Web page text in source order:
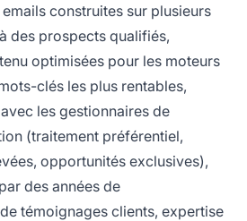
construites sur plusieurs
des prospects qualifiés,
optimisées pour les moteurs
clés les plus rentables,
les gestionnaires de
(traitement préférentiel,
opportunités exclusives),
des années de
témoignages clients, expertise